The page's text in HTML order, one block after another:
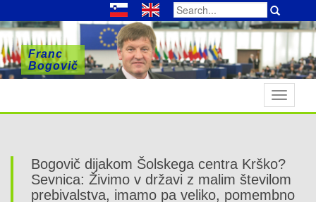
Search
for:
Franc
Bogovič
Franc
Bogovič
Franc
Bogovič
T
o
l
e
n
Bogovič dijakom Šolskega centra Krško?
Sevnica: Živimo v državi z malim številom
prebivalstva, imamo pa veliko, pomembno